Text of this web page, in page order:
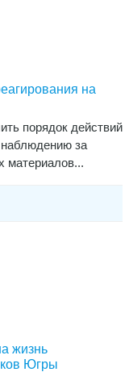
на
порядок действий
наблюдению за
материалов...
жизнь
Югры